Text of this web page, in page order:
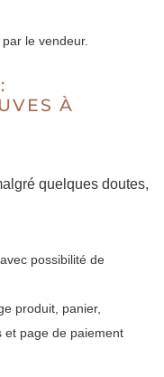
le vendeur.
À
quelques doutes,
possibilité de
produit, panier,
et page de paiement